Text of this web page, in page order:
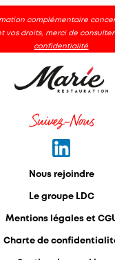
complémentaire
vos droits, merci de
confidentialité
Suivez-Nous
Nous rejoindre
Le groupe LDC
Mentions légales et
Charte de